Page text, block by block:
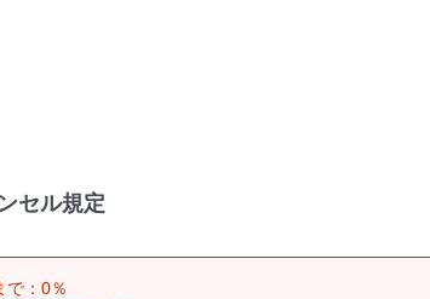
セル規定
で：0％